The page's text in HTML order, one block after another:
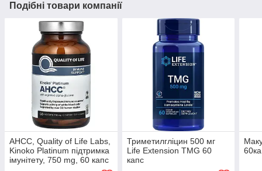
Подібні товари компанії
AHCC, Quality of Life Labs,
Kinoko Platinum підтримка
імунітету, 750 mg, 60 капс
Триметилгліцин 500 мг
Life Extension TMG 60
капс